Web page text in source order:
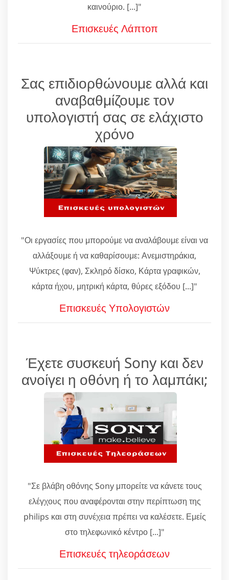
καινούριο. [...]"
Επισκευές Λάπτοπ
Σας επιδιορθώνουμε αλλά και
αναβαθμίζουμε τον
υπολογιστή σας σε ελάχιστο
χρόνο
"Οι εργασίες που μπορούμε να αναλάβουμε είναι να
αλλάξουμε ή να καθαρίσουμε: Ανεμιστηράκια,
Ψύκτρες (φαν), Σκληρό δίσκο, Κάρτα γραφικών,
κάρτα ήχου, μητρική κάρτα, θύρες εξόδου [...]"
Επισκευές Υπολογιστών
Έχετε συσκευή Sony και δεν
ανοίγει η οθόνη ή το λαμπάκι;
"Σε βλάβη οθόνης Sony μπορείτε να κάνετε τους
ελέγχους που αναφέρονται στην περίπτωση της
philips και στη συνέχεια πρέπει να καλέσετε. Εμείς
στο τηλεφωνικό κέντρο [...]"
Επισκευές τηλεοράσεων